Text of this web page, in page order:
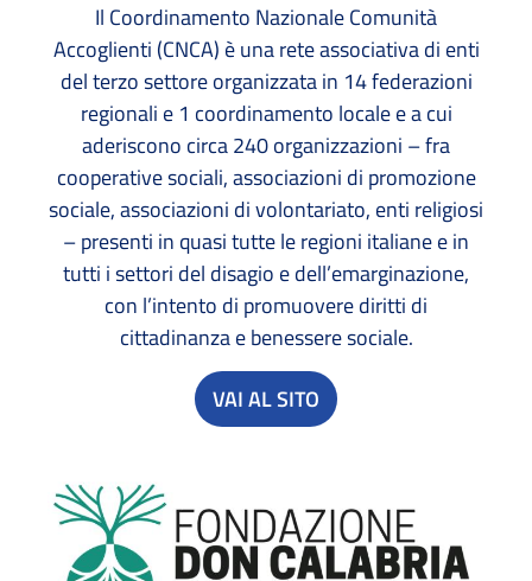
Il Coordinamento Nazionale Comunità
Accoglienti (CNCA) è una rete associativa di enti
del terzo settore organizzata in 14 federazioni
regionali e 1 coordinamento locale e a cui
aderiscono circa 240 organizzazioni – fra
cooperative sociali, associazioni di promozione
sociale, associazioni di volontariato, enti religiosi
– presenti in quasi tutte le regioni italiane e in
tutti i settori del disagio e dell’emarginazione,
con l’intento di promuovere diritti di
cittadinanza e benessere sociale.
VAI AL SITO